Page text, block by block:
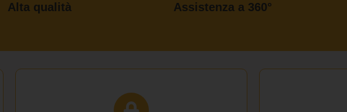
Alta qualità Assistenza a 360°